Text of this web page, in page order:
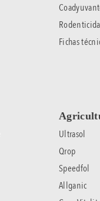
Fichas
Ultrasol
Qrop
Speedfol
Allganic